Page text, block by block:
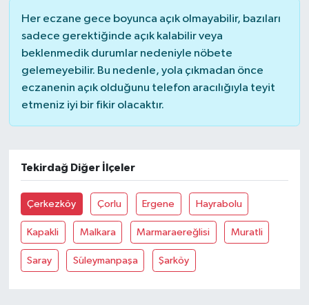
Her eczane gece boyunca açık olmayabilir, bazıları
sadece gerektiğinde açık kalabilir veya
beklenmedik durumlar nedeniyle nöbete
gelemeyebilir. Bu nedenle, yola çıkmadan önce
eczanenin açık olduğunu telefon aracılığıyla teyit
etmeniz iyi bir fikir olacaktır.
Tekirdağ Diğer İlçeler
Çerkezköy Çorlu Ergene Hayrabolu
Kapakli Malkara Marmaraereğlisi Muratli
Saray Süleymanpaşa Şarköy